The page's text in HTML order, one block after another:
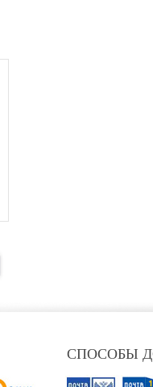
СПОСОБЫ